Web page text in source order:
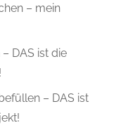
– mein
DAS ist die
– DAS ist